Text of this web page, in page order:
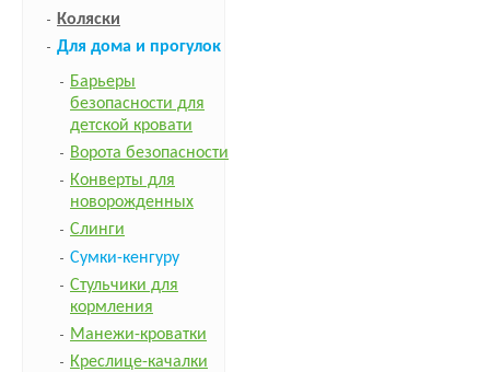
Коляски
Для дома и прогулок
Барьеры
безопасности для
детской кровати
Ворота безопасности
Конверты для
новорожденных
Слинги
Сумки-кенгуру
Стульчики для
кормления
Манежи-кроватки
Креслице-качалки